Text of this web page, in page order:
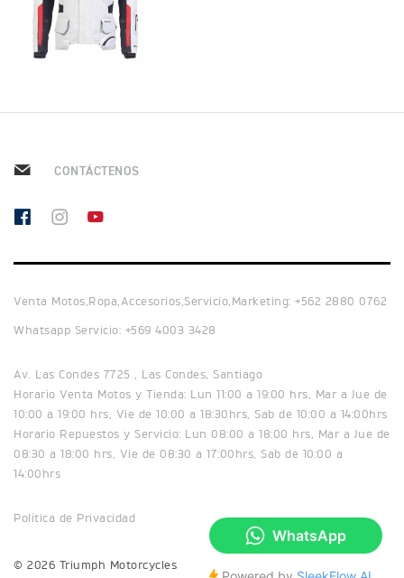
CONTÁCTENOS
Venta Motos,Ropa,Accesorios,Servicio,Marketing: +562 2880 0762
Whatsapp Servicio: +569 4003 3428
Av. Las Condes 7725 , Las Condes, Santiago
Horario Venta Motos y Tienda: Lun 11:00 a 19:00 hrs, Mar a Jue de
10:00 a 19:00 hrs, Vie de 10:00 a 18:30hrs, Sab de 10:00 a 14:00hrs
Horario Repuestos y Servicio: Lun 08:00 a 18:00 hrs, Mar a Jue de
08:30 a 18:00 hrs, Vie de 08:30 a 17:00hrs, Sab de 10:00 a
14:00hrs
Política de Privacidad
© 2026 Triumph Motorcycles